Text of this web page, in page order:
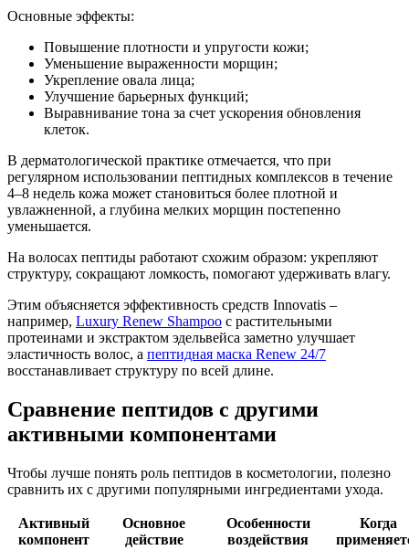
Основные эффекты:
Повышение плотности и упругости кожи;
Уменьшение выраженности морщин;
Укрепление овала лица;
Улучшение барьерных функций;
Выравнивание тона за счет ускорения обновления
клеток.
В дерматологической практике отмечается, что при
регулярном использовании пептидных комплексов в течение
4–8 недель кожа может становиться более плотной и
увлажненной, а глубина мелких морщин постепенно
уменьшается.
На волосах пептиды работают схожим образом: укрепляют
структуру, сокращают ломкость, помогают удерживать влагу.
Этим объясняется эффективность средств Innovatis –
например, Luxury Renew Shampoo с растительными
протеинами и экстрактом эдельвейса заметно улучшает
эластичность волос, а пептидная маска Renew 24/7
восстанавливает структуру по всей длине.
Сравнение пептидов с другими
активными компонентами
Чтобы лучше понять роль пептидов в косметологии, полезно
сравнить их с другими популярными ингредиентами ухода.
Активный
компонент
Основное
действие
Особенности
воздействия
Когда